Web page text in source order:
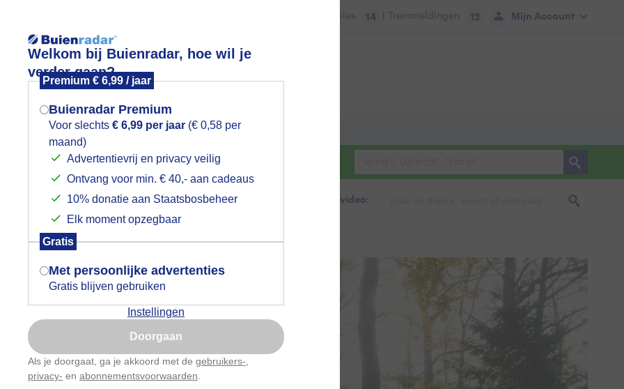
Welkom bij Buienradar, hoe wil je
verder gaan?
Premium € 6,99 / jaar
Buienradar Premium
Voor slechts € 6,99 per jaar (€ 0,58 per
maand)
Advertentievrij en privacy veilig
Ontvang voor min. € 40,- aan cadeaus
10% donatie aan Staatsbosbeheer
Elk moment opzegbaar
Gratis
Met persoonlijke advertenties
Gratis blijven gebruiken
Instellingen
Doorgaan
Als je doorgaat, ga je akkoord met de gebruikers-
privacy- en abonnementsvoorwaarden
Mijn Account
Files 14 | Treinmeldingen 12
Lees meer.
Foto en video Weerzine
Zoeken in foto & video:
herfstweer
Mogen we je locatie gebruiken voor
het weer?
Indien je hier nog geen akkoord op hebt
gegeven, verschijnt er zo een pop-up uit
je browser waarin deze toestemming
gevraagd wordt.
Is goed, toon de popup
Nu niet, misschien later
Gebruik je Safari en wil je niet elke dag deze pop-up